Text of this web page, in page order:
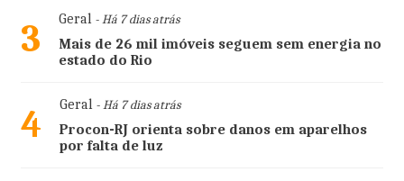
3 Geral- Há 7 dias atrás
Mais de 26 mil imóveis seguem sem energia no
estado do Rio
4 Geral- Há 7 dias atrás
Procon-RJ orienta sobre danos em aparelhos
por falta de luz